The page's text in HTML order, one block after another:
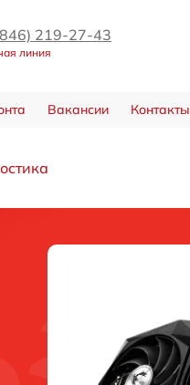
219-27-43
линия
Вакансии Контакты